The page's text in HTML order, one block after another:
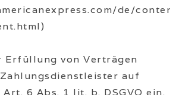
de/
Erfüllung von Verträgen
auf
6 Abs. 1 lit. b. DSGVO ein.